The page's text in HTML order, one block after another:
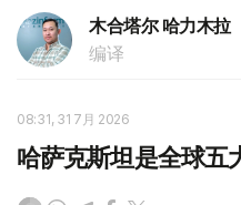
木合塔尔 哈力木拉
编译
08:31, 31 7月 2026
哈萨克斯坦是全球五